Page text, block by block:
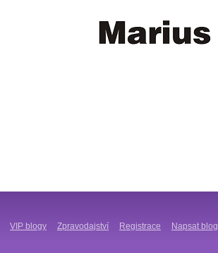
VIP blogy Zpravodajství Registrace Napsat blog